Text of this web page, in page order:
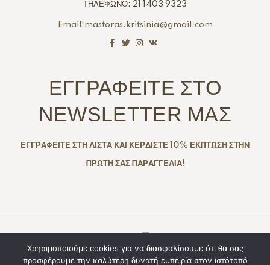
ΤΗΛΕΦΩΝΟ: 21 1403 9323
Email:mastoras.kritsinia@gmail.com
ΕΓΓΡΑΦΕΙΤΕ ΣΤΟ
NEWSLETTER ΜΑΣ
ΕΓΓΡΑΦΕΙΤΕ ΣΤΗ ΛΙΣΤΑ ΚΑΙ ΚΕΡΔΙΣΤΕ 10% ΕΚΠΤΩΣΗ ΣΤΗΝ
ΠΡΩΤΗ ΣΑΣ ΠΑΡΑΓΓΕΛΙΑ!
Copyright © 2025. Created By All Rights
Reserved
Χρησιμοποιούμε cookies για να διασφαλίσουμε ότι θα σας
προσφέρουμε την καλύτερη δυνατή εμπειρία στον ιστότοπό